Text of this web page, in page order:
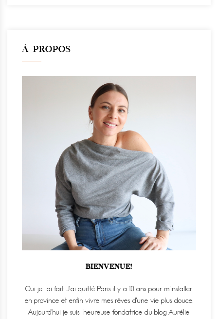
À PROPOS
BIENVENUE!
Oui je l'ai fait! J'ai quitté Paris il y a 10 ans pour m'installer
en province et enfin vivre mes rêves d'une vie plus douce.
Aujourd'hui je suis l'heureuse fondatrice du blog Aurélie